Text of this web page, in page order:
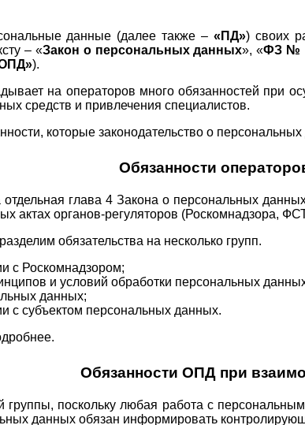
данные (далее также – «ПД») своих
– «Закон о персональных данных», «ФЗ №
).
на операторов много обязанностей при
средств и привлечения специалистов.
которые законодательство о
Обязанности
глава 4 Закона о персональных
актах органов-регуляторов (Роскомнадзора,
обязательства на несколько групп.
с Роскомнадзором;
и условий обработки персональных
данных;
с субъектом персональных данных.
Обязанности ОПД при
поскольку любая работа с
данных обязан информировать